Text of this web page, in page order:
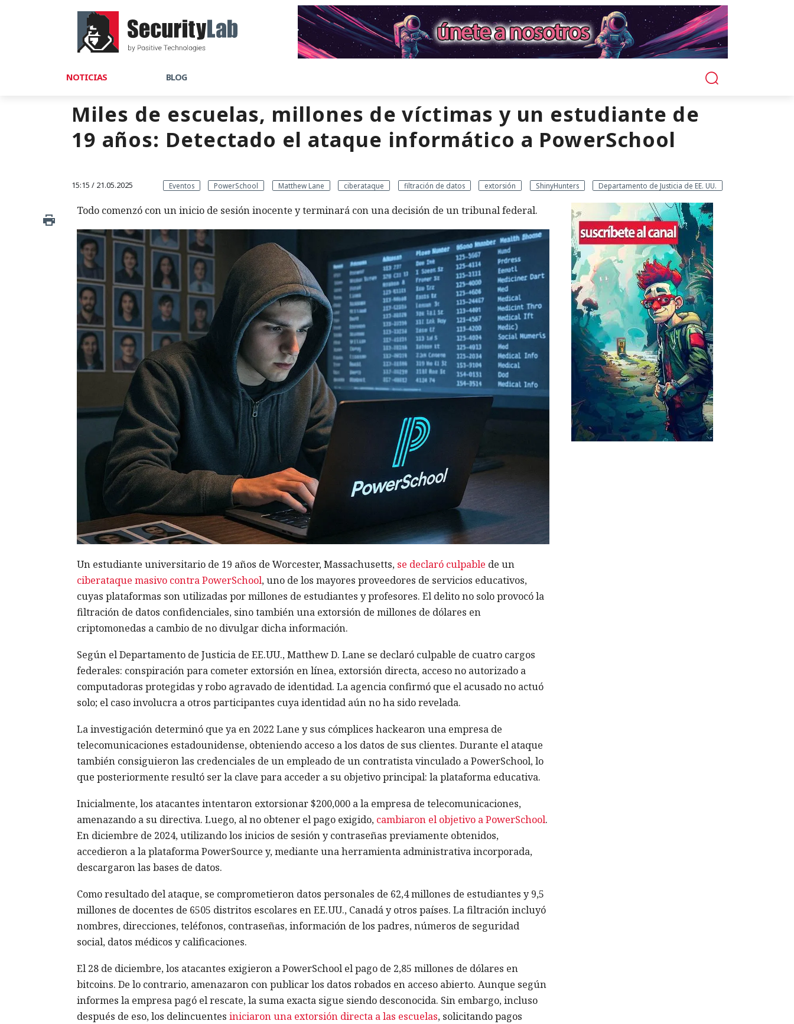
NOTICIAS BLOG
Miles de escuelas, millones de víctimas y un estudiante de
19 años: Detectado el ataque informático a PowerSchool
15:15 / 21.05.2025 Eventos PowerSchool Matthew Lane ciberataque filtración de datos extorsión ShinyHunters Departamento de Justicia de EE. UU.
Todo comenzó con un inicio de sesión inocente y terminará con una decisión de un tribunal federal.
Un estudiante universitario de 19 años de Worcester, Massachusetts, se declaró culpable de un
ciberataque masivo contra PowerSchool, uno de los mayores proveedores de servicios educativos,
cuyas plataformas son utilizadas por millones de estudiantes y profesores. El delito no solo provocó la
filtración de datos confidenciales, sino también una extorsión de millones de dólares en
criptomonedas a cambio de no divulgar dicha información.
Según el Departamento de Justicia de EE.UU., Matthew D. Lane se declaró culpable de cuatro cargos
federales: conspiración para cometer extorsión en línea, extorsión directa, acceso no autorizado a
computadoras protegidas y robo agravado de identidad. La agencia confirmó que el acusado no actuó
solo; el caso involucra a otros participantes cuya identidad aún no ha sido revelada.
La investigación determinó que ya en 2022 Lane y sus cómplices hackearon una empresa de
telecomunicaciones estadounidense, obteniendo acceso a los datos de sus clientes. Durante el ataque
también consiguieron las credenciales de un empleado de un contratista vinculado a PowerSchool, lo
que posteriormente resultó ser la clave para acceder a su objetivo principal: la plataforma educativa.
Inicialmente, los atacantes intentaron extorsionar $200,000 a la empresa de telecomunicaciones,
amenazando a su directiva. Luego, al no obtener el pago exigido, cambiaron el objetivo a PowerSchool.
En diciembre de 2024, utilizando los inicios de sesión y contraseñas previamente obtenidos,
accedieron a la plataforma PowerSource y, mediante una herramienta administrativa incorporada,
descargaron las bases de datos.
Como resultado del ataque, se comprometieron datos personales de 62,4 millones de estudiantes y 9,5
millones de docentes de 6505 distritos escolares en EE.UU., Canadá y otros países. La filtración incluyó
nombres, direcciones, teléfonos, contraseñas, información de los padres, números de seguridad
social, datos médicos y calificaciones.
El 28 de diciembre, los atacantes exigieron a PowerSchool el pago de 2,85 millones de dólares en
bitcoins. De lo contrario, amenazaron con publicar los datos robados en acceso abierto. Aunque según
informes la empresa pagó el rescate, la suma exacta sigue siendo desconocida. Sin embargo, incluso
después de eso, los delincuentes iniciaron una extorsión directa a las escuelas, solicitando pagos